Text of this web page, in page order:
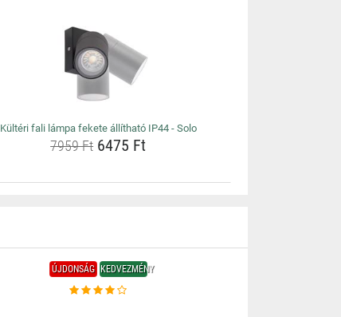
Kültéri fali lámpa fekete állítható IP44 - Solo
7959 Ft 6475 Ft
ÚJDONSÁG KEDVEZMÉNY